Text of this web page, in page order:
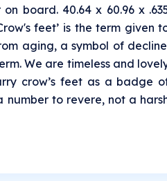
board. 40.64 x 60.96 x
feet’ is the term given
aging, a symbol of
We are timeless and
crow’s feet as a badge
number to revere, not a